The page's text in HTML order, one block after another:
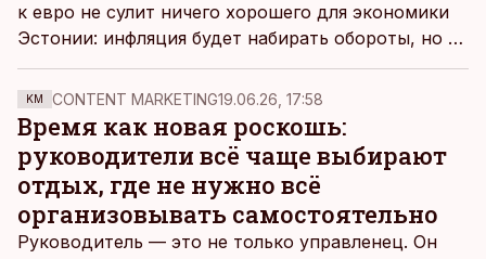
к евро не сулит ничего хорошего для экономики
Эстонии: инфляция будет набирать обороты, но в
выигрыше окажутся несколько компаний.
KM CONTENT MARKETING19.06.26, 17:58
Время как новая роскошь:
руководители всё чаще выбирают
отдых, где не нужно всё
организовывать самостоятельно
Руководитель — это не только управленец. Он